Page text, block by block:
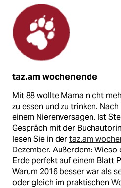
taz.am wochenende
Mit 88 wollte Mama nicht
zu essen und zu trinken.
einem Nierenversagen. Ist
Gespräch mit der
lesen Sie in dertaz.am
Dezember. Außerdem:
Erde perfekt auf einem Blatt
Warum 2016 besser war als
oder gleich im praktischen